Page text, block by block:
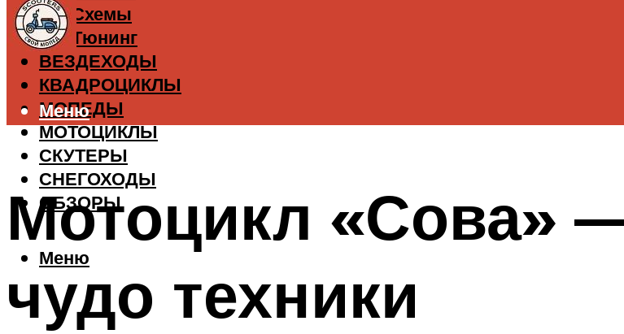
Схемы
Тюнинг
ВЕЗДЕХОДЫ
КВАДРОЦИКЛЫ
МОПЕДЫ
МОТОЦИКЛЫ
СКУТЕРЫ
СНЕГОХОДЫ
ОБЗОРЫ
Меню
Меню
Мотоцикл «Сова»
чудо техники